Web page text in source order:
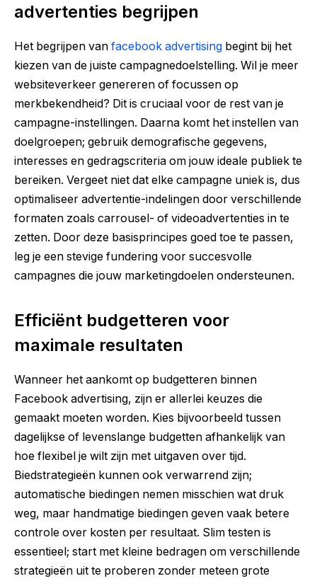
advertenties begrijpen
Het begrijpen van facebook advertising begint bij het
kiezen van de juiste campagnedoelstelling. Wil je meer
websiteverkeer genereren of focussen op
merkbekendheid? Dit is cruciaal voor de rest van je
campagne-instellingen. Daarna komt het instellen van
doelgroepen; gebruik demografische gegevens,
interesses en gedragscriteria om jouw ideale publiek te
bereiken. Vergeet niet dat elke campagne uniek is, dus
optimaliseer advertentie-indelingen door verschillende
formaten zoals carrousel- of videoadvertenties in te
zetten. Door deze basisprincipes goed toe te passen,
leg je een stevige fundering voor succesvolle
campagnes die jouw marketingdoelen ondersteunen.
Efficiënt budgetteren voor
maximale resultaten
Wanneer het aankomt op budgetteren binnen
Facebook advertising, zijn er allerlei keuzes die
gemaakt moeten worden. Kies bijvoorbeeld tussen
dagelijkse of levenslange budgetten afhankelijk van
hoe flexibel je wilt zijn met uitgaven over tijd.
Biedstrategieën kunnen ook verwarrend zijn;
automatische biedingen nemen misschien wat druk
weg, maar handmatige biedingen geven vaak betere
controle over kosten per resultaat. Slim testen is
essentieel; start met kleine bedragen om verschillende
strategieën uit te proberen zonder meteen grote